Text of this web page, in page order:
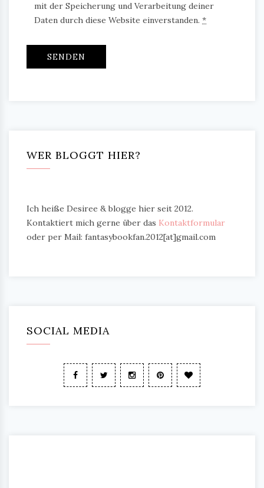
mit der Speicherung und Verarbeitung deiner
Daten durch diese Website einverstanden. *
WER BLOGGT HIER?
Ich heiße Desiree & blogge hier seit 2012.
Kontaktiert mich gerne über das Kontaktformular
oder per Mail: fantasybookfan.2012[at]gmail.com
SOCIAL MEDIA